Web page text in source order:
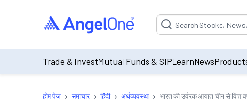
Suggestion will be
Trade & InvestMutual Funds & SIPLearnNews
होम पेज › समाचार › हिंदी › अर्थव्यवस्था › भारत की उर्वरक आयात चीन से वित्त